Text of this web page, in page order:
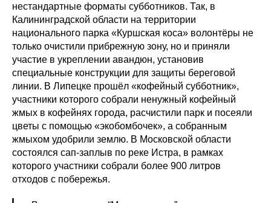
нестандартные форматы субботников. Так, в
Калининградской области на территории
национального парка «Куршская коса» волонтёры не
только очистили прибрежную зону, но и приняли
участие в укреплении авандюн, установив
специальные конструкции для защиты береговой
линии. В Липецке прошёл «кофейный субботник»,
участники которого собрали ненужный кофейный
жмых в кофейнях города, расчистили парк и посеяли
цветы с помощью «экобомбочек», а собранным
жмыхом удобрили землю. В Московской области
состоялся сап-заплыв по реке Истра, в рамках
которого участники собрали более 900 литров
отходов с побережья.